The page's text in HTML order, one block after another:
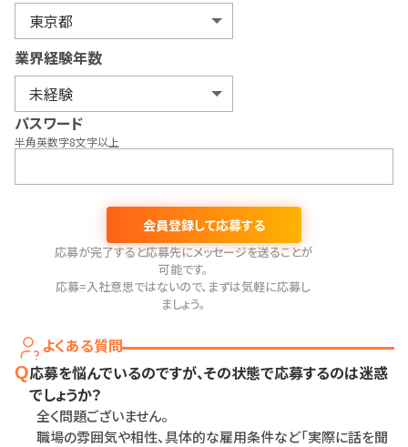
業界経験年数
パスワード
半角英数字8文字以上
会員登録して応募する
応募が完了すると応募先にメッセージを送ることが
可能です。
応募=入社意思ではないので、まずは気軽に応募し
ましょう。
よくある質問
Q応募を悩んでいるのですが、その状態で応募するのは迷惑
でしょうか？
全く問題ございません。
職場の雰囲気や相性、具体的な雇用条件など「実際に話を聞